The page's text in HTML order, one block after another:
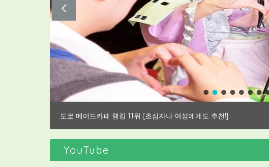
초보자를 위한 오사카 인기 메이드 카페 15선! 일본 문화를 느껴보세요!
YouTube